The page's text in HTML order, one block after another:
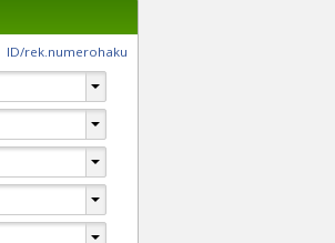
ID/rek.numerohaku